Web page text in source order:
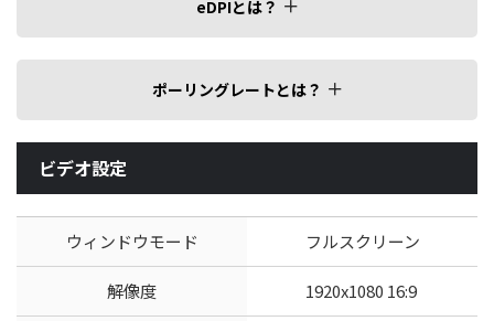
eDPIとは？
ポーリングレートとは？
ビデオ設定
ウィンドウモード フルスクリーン
解像度 1920x1080 16:9